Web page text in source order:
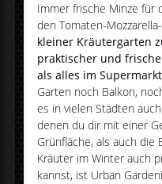
Immer frische Minze für
den Tomaten-
kleiner Kräutergarten
praktischer und
als alles im
Garten noch Balkon,
es in vielen Städten
denen du dir mit einer
Grünfläche, als auch die
Kräuter im Winter auch
kannst, ist Urban